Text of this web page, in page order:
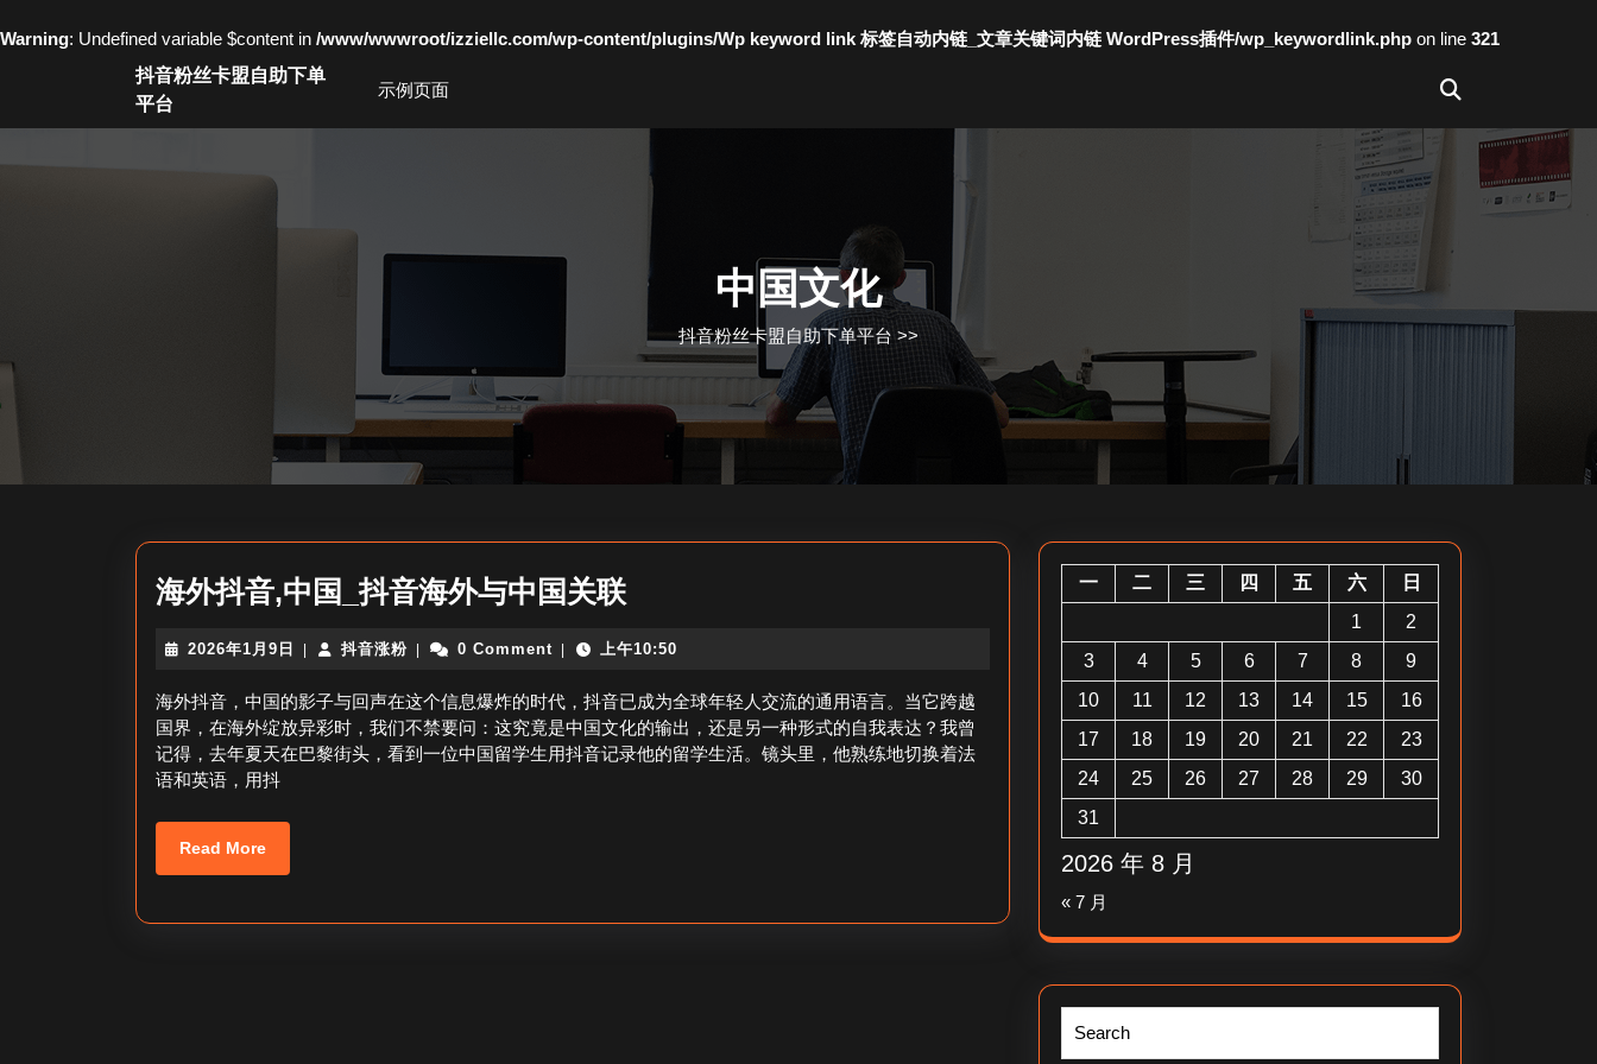
Warning: Undefined variable $content in /www/wwwroot/izziellc.com/wp-content/plugins/Wp keyword link 标签自动内链_文章关键词内链 WordPress插件/wp_keywordlink.php on line 321
抖音粉丝卡盟自助下单
平台
示例页面
中国文化
抖音粉丝卡盟自助下单平台>>
海外抖音,中国_抖音海外与中国关联海
抖
音,
中
国
2026年1月9日
2026
1
月
9
日
抖音涨粉抖
涨
粉
0 Comment 上午10:50
海外抖音，中国的影子与回声在这个信息爆炸的时代，抖音已成为全球年轻人交流的通用语言。当它跨越
国界，在海外绽放异彩时，我们不禁要问：这究竟是中国文化的输出，还是另一种形式的自我表达？我曾
记得，去年夏天在巴黎街头，看到一位中国留学生用抖音记录他的留学生活。镜头里，他熟练地切换着法
语和英语，用抖
Read MoreRead
More
2026 年 8 月
一 二 三 四 五 六
日
1
2
3
4 5 6 7 8
9
10
11 12 13 14 15
16
17
18 19 20 21 22
23
24
25 26 27 28 29
30
31
« 7 月